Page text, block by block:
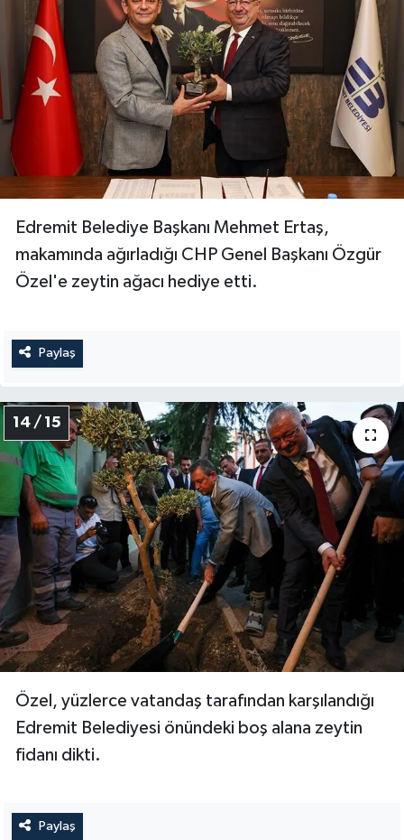
Edremit Belediye Başkanı Mehmet Ertaş,
makamında ağırladığı CHP Genel Başkanı Özgür
Özel'e zeytin ağacı hediye etti.
Paylaş
14 / 15
Özel, yüzlerce vatandaş tarafından karşılandığı
Edremit Belediyesi önündeki boş alana zeytin
fidanı dikti.
Paylaş